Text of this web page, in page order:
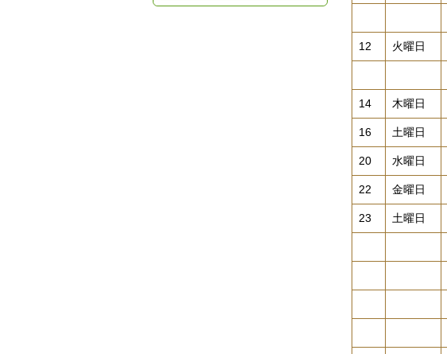
12 火曜日
14 木曜日
16 土曜日
20 水曜日
22 金曜日
23 土曜日